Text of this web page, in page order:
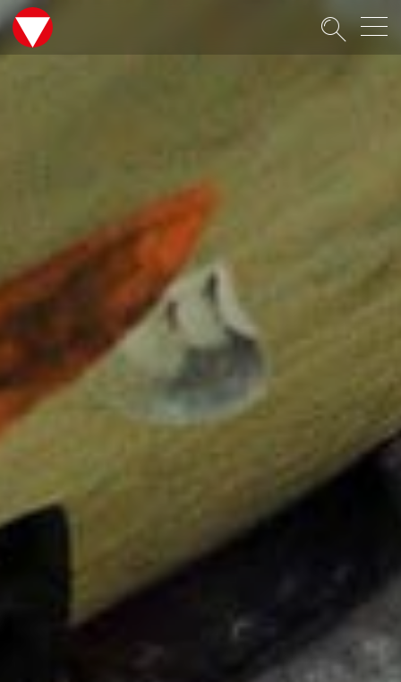
Suche